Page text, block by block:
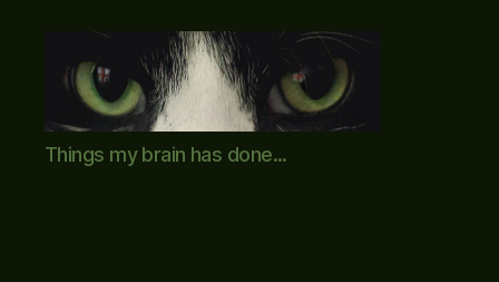
Mike's
World
Things my brain has done...